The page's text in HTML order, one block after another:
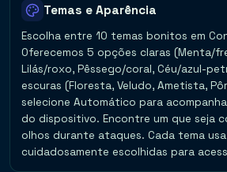
Temas e Aparência
Escolha entre 10 temas bonitos em
Oferecemos 5 opções claras (Menta/
Lilás/roxo, Pêssego/coral, Céu/azul-
escuras (Floresta, Veludo, Ametista,
selecione Automático para
do dispositivo. Encontre um que seja
olhos durante ataques. Cada tema
cuidadosamente escolhidas para